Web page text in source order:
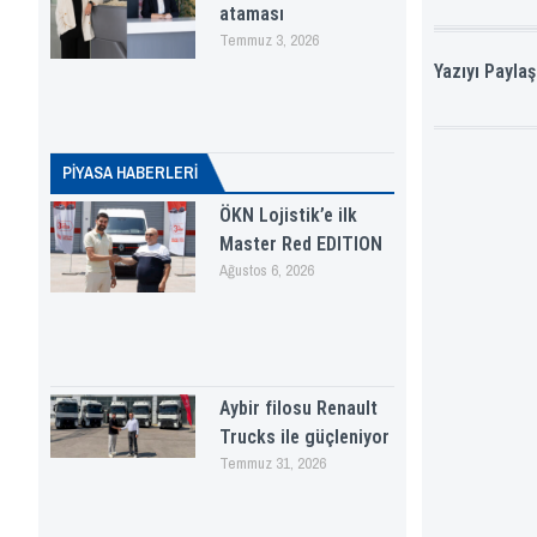
ataması
Temmuz 3, 2026
PİYASA HABERLERI
ÖKN Lojistik’e ilk
Master Red EDITION
Ağustos 6, 2026
Aybir filosu Renault
Trucks ile güçleniyor
Temmuz 31, 2026
Yazıyı